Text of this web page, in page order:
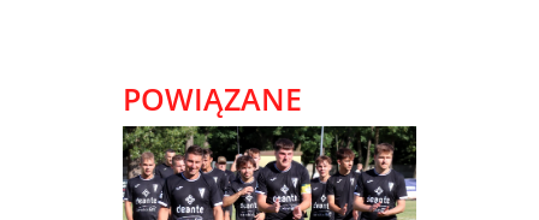
POWIĄZANE